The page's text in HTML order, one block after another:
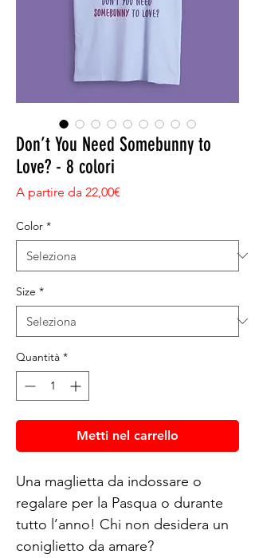
Don’t You Need Somebunny to
Love? - 8 colori
A partire da 22,00€
Color *
Size *
Quantità *
Metti nel carrello
Una maglietta da indossare o
regalare per la Pasqua o durante
tutto l’anno! Chi non desidera un
coniglietto da amare?